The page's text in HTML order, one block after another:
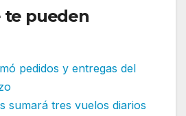
te pueden
pedidos y entregas del
sumará tres vuelos diarios